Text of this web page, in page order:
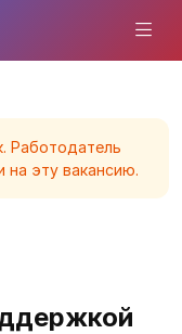
Работодатель
на эту вакансию.